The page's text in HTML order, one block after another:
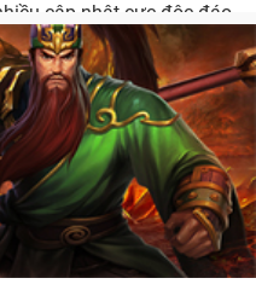
cập nhật cực độc đáo